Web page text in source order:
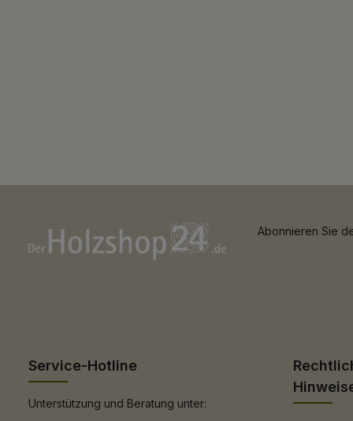
Abonnieren Sie
Service-Hotline
Unterstützung und Beratung unter: